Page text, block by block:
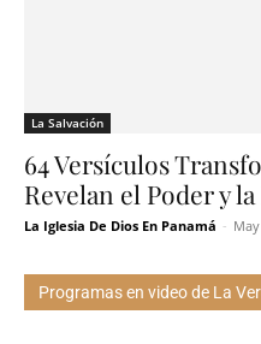
La Salvación
64 Versículos
Revelan el Poder y
La Iglesia De Dios En Panamá -
Programas en video de La